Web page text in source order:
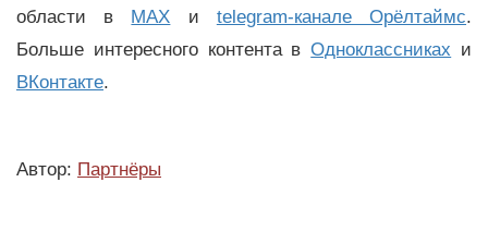
области в MAX и telegram-канале Орёлтаймс.
Больше интересного контента вОдноклассниках и
ВКонтакте.
Автор: Партнёры